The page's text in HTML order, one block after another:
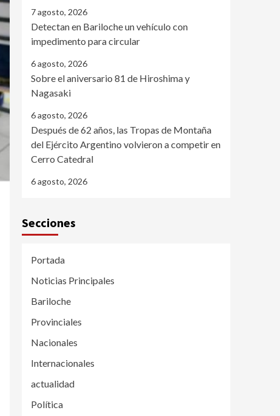
7 agosto, 2026
Detectan en Bariloche un vehículo con
impedimento para circular
6 agosto, 2026
Sobre el aniversario 81 de Hiroshima y
Nagasaki
6 agosto, 2026
Después de 62 años, las Tropas de Montaña
del Ejército Argentino volvieron a competir en
Cerro Catedral
6 agosto, 2026
Secciones
Portada
Noticias Principales
Bariloche
Provinciales
Nacionales
Internacionales
actualidad
Política